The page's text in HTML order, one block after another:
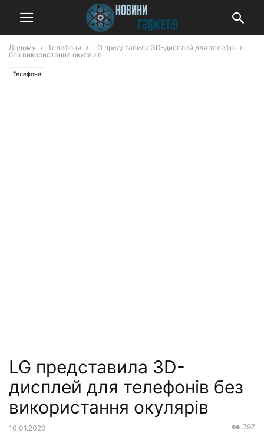
Додому Телефони
LG представила 3D-дисплей для телефонів
без використання окулярів
Телефони
LG представила 3D-
дисплей для телефонів без
використання окулярів
10.01.2020 797